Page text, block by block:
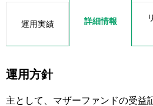
運用実績 詳細情報
運用方針
主として、マザーファンドの受益